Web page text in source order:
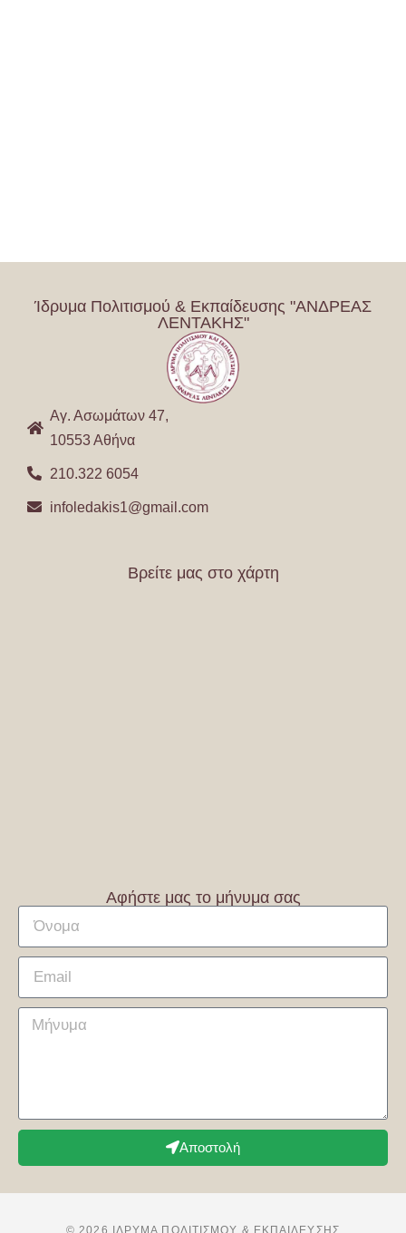
Ίδρυμα Πολιτισμού & Εκπαίδευσης "ΑΝΔΡΕΑΣ
ΛΕΝΤΑΚΗΣ"
Αγ. Ασωμάτων 47,
10553 Αθήνα
210.322 6054
infoledakis1@gmail.com
Βρείτε μας στο χάρτη
Αφήστε μας το μήνυμα σας
Αποστολή
© 2026 ΊΔΡΥΜΑ ΠΟΛΙΤΙΣΜΟΎ & ΕΚΠΑΊΔΕΥΣΗΣ